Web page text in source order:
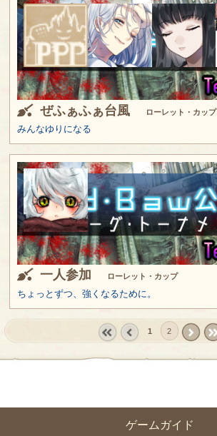
ゲームガイド
ぜふぁふぁ台風 ローレット・カップ
みんなゆりになる
一人参加 ローレット・カップ
ちょっとずつ、強くなるために。
1 2